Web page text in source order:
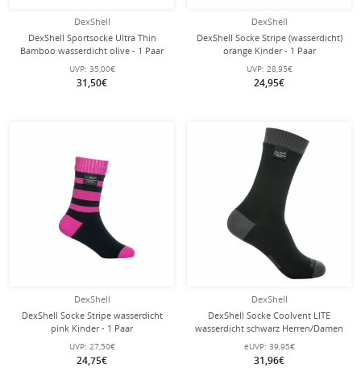
DexShell
DexShell Sportsocke Ultra Thin
Bamboo wasserdicht olive - 1 Paar
UVP: 35,00€
31,50€
DexShell
DexShell Socke Stripe (wasserdicht)
orange Kinder - 1 Paar
UVP: 28,95€
24,95€
DexShell
DexShell Socke Stripe wasserdicht
pink Kinder - 1 Paar
UVP: 27,50€
24,75€
DexShell
DexShell Socke Coolvent LITE
wasserdicht schwarz Herren/Damen
1er
eUVP: 39,95€
31,96€